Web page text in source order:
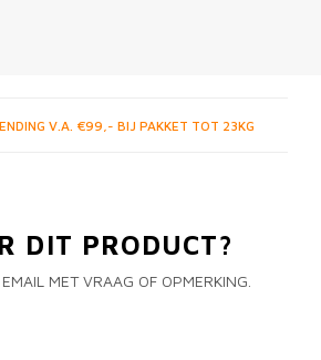
V.A. €99,- BIJ PAKKET TOT 23KG
DIT PRODUCT?
MET VRAAG OF OPMERKING.